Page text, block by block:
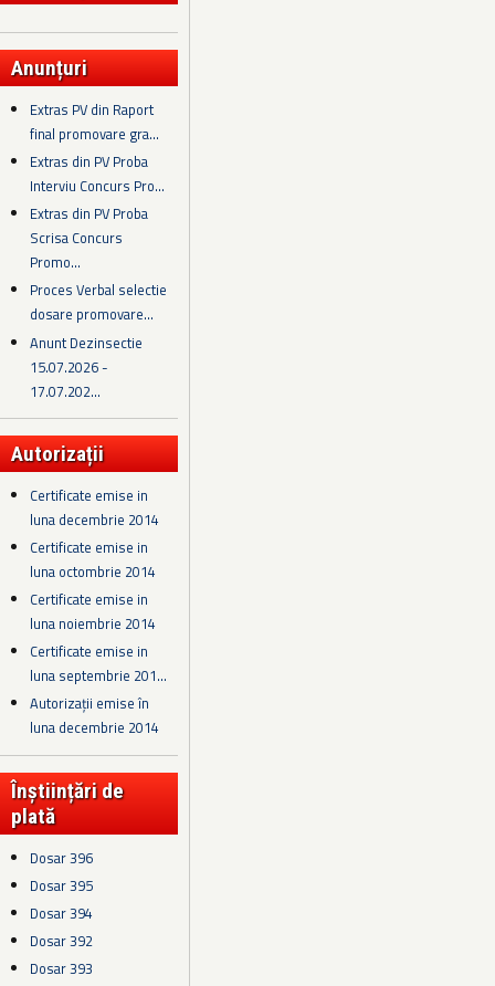
Anunțuri
Extras PV din Raport
final promovare gra...
Extras din PV Proba
Interviu Concurs Pro...
Extras din PV Proba
Scrisa Concurs
Promo...
Proces Verbal selectie
dosare promovare...
Anunt Dezinsectie
15.07.2026 -
17.07.202...
Autorizații
Certificate emise in
luna decembrie 2014
Certificate emise in
luna octombrie 2014
Certificate emise in
luna noiembrie 2014
Certificate emise in
luna septembrie 201...
Autorizații emise în
luna decembrie 2014
Înștiințări de
plată
Dosar 396
Dosar 395
Dosar 394
Dosar 392
Dosar 393